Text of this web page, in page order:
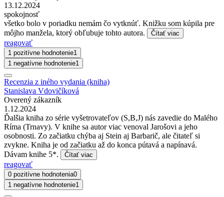
13.12.2024
spokojnosť
všetko bolo v poriadku nemám čo vytknúť. Knižku som kúpila pre
môjho manžela, ktorý obľubuje tohto autora.
Čítať viac
reagovať
1 pozitívne hodnotenie1
1 negatívne hodnotenie1
Recenzia z iného vydania (kniha)
Stanislava Vdovičíková
Overený zákazník
1.12.2024
Ďalšia kniha zo série vyšetrovateľov (S,B,J) nás zavedie do Malého
Ríma (Trnavy). V knihe sa autor viac venoval Jarošovi a jeho
osobnosti. Zo začiatku chýba aj Stein aj Barbarič, ale čitateľ si
zvykne. Kniha je od začiatku až do konca pútavá a napínavá.
Dávam knihe 5*.
Čítať viac
reagovať
0 pozitívne hodnotenia0
1 negatívne hodnotenie1